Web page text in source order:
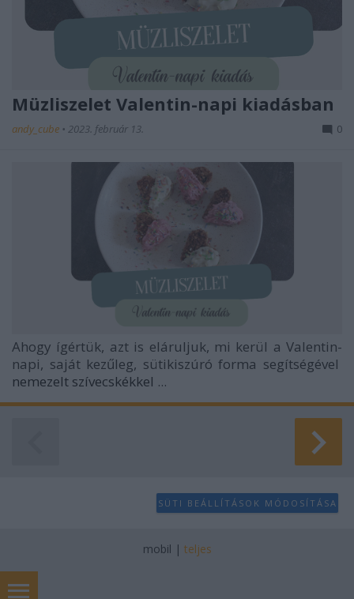
Müzliszelet Valentin-napi kiadásban
andy_cube • 2023. február 13. 0
Ahogy ígértük, azt is eláruljuk, mi kerül a Valentin-
napi, saját kezűleg, sütikiszúró forma segítségével
nemezelt szívecskékkel ...
SÜTI BEÁLLÍTÁSOK MÓDOSÍTÁSA
mobil | teljes